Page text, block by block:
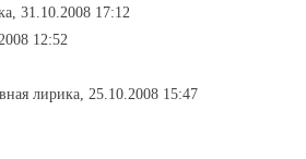
31.10.2008 17:12
12:52
лирика, 25.10.2008 15:47